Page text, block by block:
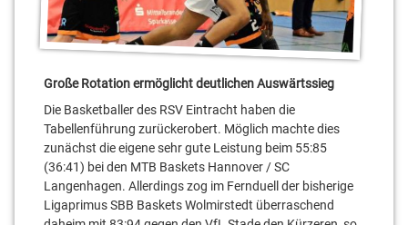
Große Rotation ermöglicht deutlichen Auswärtssieg
Die Basketballer des RSV Eintracht haben die
Tabellenführung zurückerobert. Möglich machte dies
zunächst die eigene sehr gute Leistung beim 55:85
(36:41) bei den MTB Baskets Hannover / SC
Langenhagen. Allerdings zog im Fernduell der bisherige
Ligaprimus SBB Baskets Wolmirstedt überraschend